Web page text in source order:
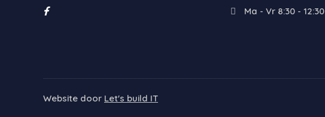
Ma - Vr 8:30 -
Website door Let's build IT